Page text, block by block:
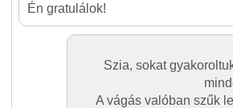
Én gratulálok!
Szia, sokat
A vágás valóban szűk